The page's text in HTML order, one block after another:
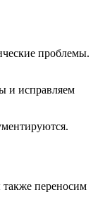
проблемы.
и исправляем
переносим